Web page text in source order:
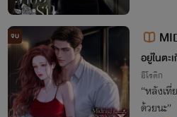
จบ
คนโปร
อยู่ในตะ
อีโรติก
“หลังเ
ด้วยนะ”